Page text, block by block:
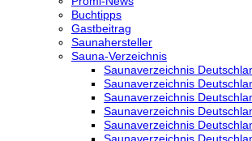
Buchtipps
Gastbeitrag
Saunahersteller
Sauna-Verzeichnis
Saunaverzeichnis
Saunaverzeichnis
Saunaverzeichnis
Saunaverzeichnis
Saunaverzeichnis